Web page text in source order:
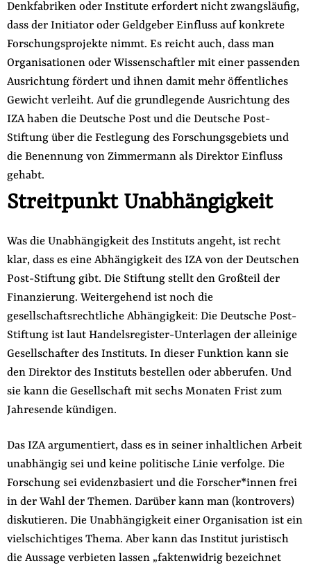
Denkfabriken oder Institute erfordert nicht zwangsläufig,
dass der Initiator oder Geldgeber Einfluss auf konkrete
Forschungsprojekte nimmt. Es reicht auch, dass man
Organisationen oder Wissenschaftler mit einer passenden
Ausrichtung fördert und ihnen damit mehr öffentliches
Gewicht verleiht. Auf die grundlegende Ausrichtung des
IZA haben die Deutsche Post und die Deutsche Post-
Stiftung über die Festlegung des Forschungsgebiets und
die Benennung von Zimmermann als Direktor Einfluss
gehabt.
Streitpunkt Unabhängigkeit
Was die Unabhängigkeit des Instituts angeht, ist recht
klar, dass es eine Abhängigkeit des IZA von der Deutschen
Post-Stiftung gibt. Die Stiftung stellt den Großteil der
Finanzierung. Weitergehend ist noch die
gesellschaftsrechtliche Abhängigkeit: Die Deutsche Post-
Stiftung ist laut Handelsregister-Unterlagen der alleinige
Gesellschafter des Instituts. In dieser Funktion kann sie
den Direktor des Instituts bestellen oder abberufen. Und
sie kann die Gesellschaft mit sechs Monaten Frist zum
Jahresende kündigen.
Das IZA argumentiert, dass es in seiner inhaltlichen Arbeit
unabhängig sei und keine politische Linie verfolge. Die
Forschung sei evidenzbasiert und die Forscher*innen frei
in der Wahl der Themen. Darüber kann man (kontrovers)
diskutieren. Die Unabhängigkeit einer Organisation ist ein
vielschichtiges Thema. Aber kann das Institut juristisch
die Aussage verbieten lassen „faktenwidrig bezeichnet